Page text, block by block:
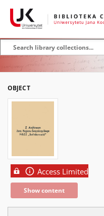
OBJECT
Access Limited
Show content